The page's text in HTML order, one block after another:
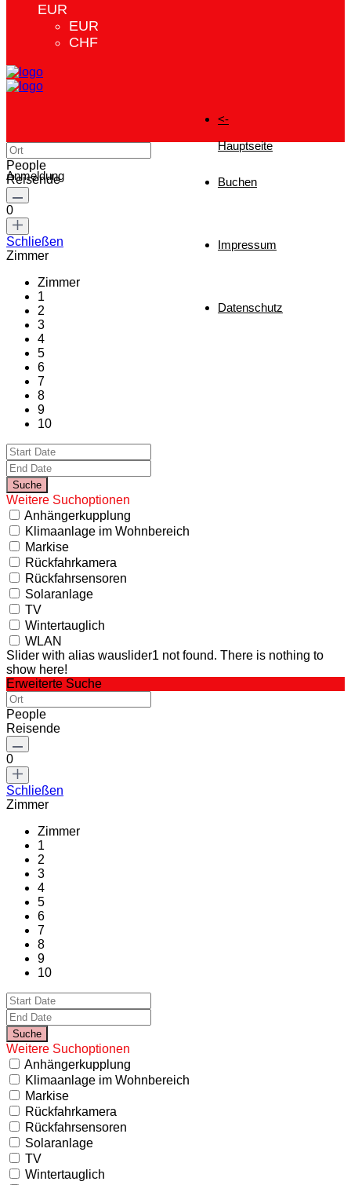
EUR
EUR
CHF
<-
Hauptseite
Buchen
Impressum
Datenschutz
Anmeldung
People
Reisende
0
Schließen
Zimmer
Zimmer
1
2
3
4
5
6
7
8
9
10
Weitere Suchoptionen
Anhängerkupplung
Klimaanlage im Wohnbereich
Markise
Rückfahrkamera
Rückfahrsensoren
Solaranlage
TV
Wintertauglich
WLAN
Slider with alias wauslider1 not found. There is nothing to
show here!
Erweiterte Suche
People
Reisende
0
Schließen
Zimmer
Zimmer
1
2
3
4
5
6
7
8
9
10
Weitere Suchoptionen
Anhängerkupplung
Klimaanlage im Wohnbereich
Markise
Rückfahrkamera
Rückfahrsensoren
Solaranlage
TV
Wintertauglich